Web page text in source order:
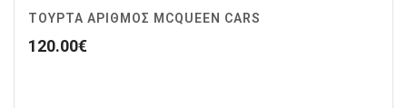
ΤΟΥΡΤΑ ΑΡΙΘΜΟΣ MCQUEEN CARS
120.00€